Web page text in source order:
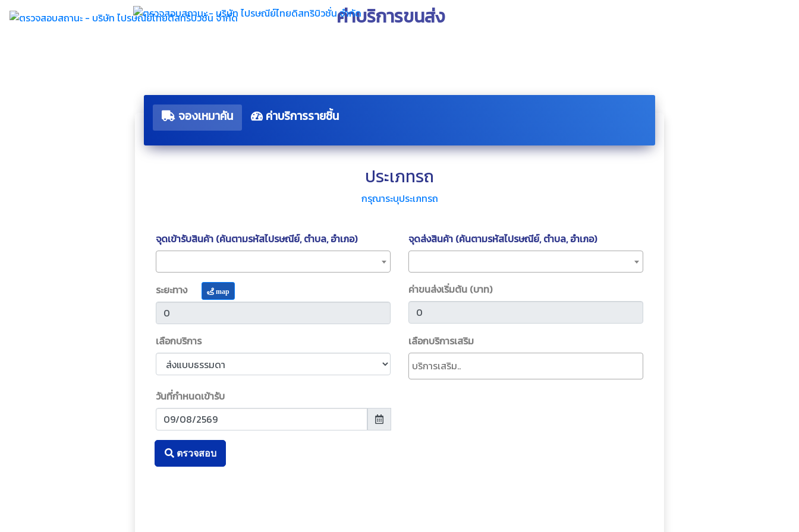
ค่าบริการขนส่ง
จองเหมาคัน ค่าบริการรายชิ้น
ประเภทรถ
กรุณาระบุประเภทรถ
จุดเข้ารับสินค้า (ค้นตามรหัสไปรษณีย์, ตำบล, อำเภอ) จุดส่งสินค้า (ค้นตามรหัสไปรษณีย์, ตำบล, อำเภอ)
ระยะทาง map ค่าขนส่งเริ่มต้น (บาท)
เลือกบริการ เลือกบริการเสริม
วันที่กำหนดเข้ารับ
ตรวจสอบ